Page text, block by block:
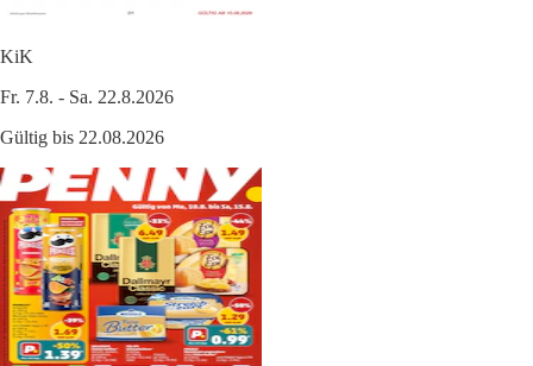
KiK
Fr. 7.8. - Sa. 22.8.2026
Gültig bis 22.08.2026